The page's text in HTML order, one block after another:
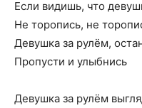
Если видишь, что
Не торопись, не
Девушка за рулём,
Пропусти и улыбнись
Девушка за рулём